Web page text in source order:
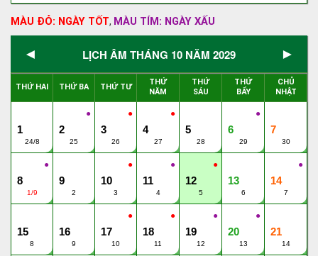
MÀU ĐỎ: NGÀY TỐT, MÀU TÍM: NGÀY XẤU
◄ LỊCH ÂM THÁNG 10 NĂM 2029 ►
THỨ HAI THỨ BA THỨ TƯ
THỨ
NĂM
THỨ
SÁU
THỨ
BẨY
CHỦ
NHẬT
1
24/8
●
2
25
●
3
26
●
4
27
5
28
●
6
29
7
30
●
8
1/9
9
2
●
10
3
●
11
4
●
12
5
13
6
●
14
7
15
8
16
9
●
17
10
●
18
11
●
19
12
●
20
13
21
14